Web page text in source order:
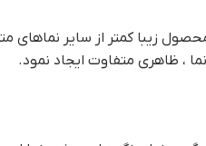
زیبا کمتر از سایر نماهای
، ظاهری متفاوت ایجاد نمود.